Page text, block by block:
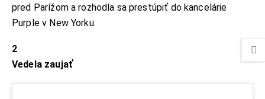
pred Parížom a rozhodla sa prestúpiť do kancelárie
Purple v New Yorku.
2
Vedela zaujať